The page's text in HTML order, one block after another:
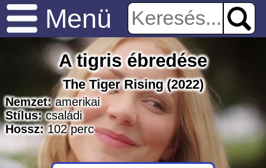
Menü
A tigris ébredése
The Tiger Rising(2022)
Nemzet: amerikai
Stílus: családi
Hossz: 102perc